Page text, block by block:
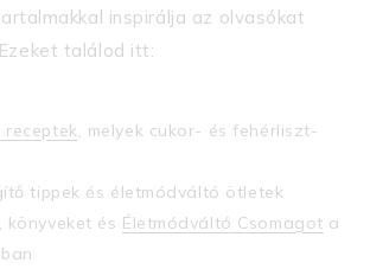
inspirálja az olvasókat
találod itt:
receptek, melyek cukor- és fehérliszt-
tippek és életmódváltó ötletek
könyveket és Életmódváltó Csomagot a